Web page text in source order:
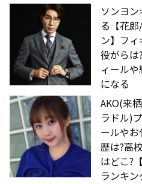
ソンヨ
る【花
ン】フ
役がらは
ィール
になる
AKO(来
ラドル)
ールや
歴は?高
はどこ?
ランキン